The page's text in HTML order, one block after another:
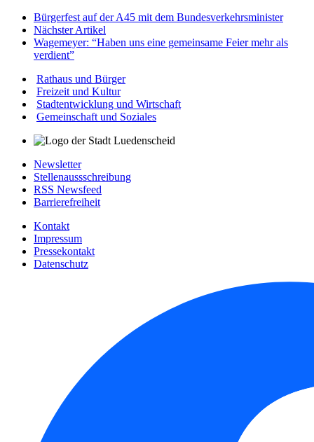
Bürgerfest auf der A45 mit dem Bundesverkehrsminister
Nächster Artikel
Wagemeyer: “Haben uns eine gemeinsame Feier mehr als
verdient”
Rathaus und Bürger
Freizeit und Kultur
Stadtentwicklung und Wirtschaft
Gemeinschaft und Soziales
Newsletter
Stellenaussschreibung
RSS Newsfeed
Barrierefreiheit
Kontakt
Impressum
Pressekontakt
Datenschutz